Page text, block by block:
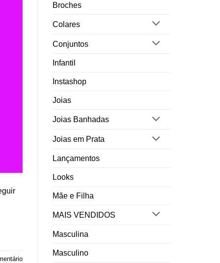
Broches
Colares
Conjuntos
Infantil
Instashop
Joias
Joias Banhadas
Joias em Prata
Lançamentos
Looks
Mãe e Filha
MAIS VENDIDOS
Masculina
Masculino